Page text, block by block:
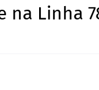
na Linha